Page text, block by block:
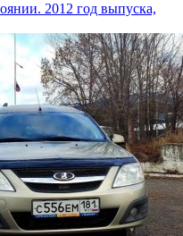
2012 год выпуска,